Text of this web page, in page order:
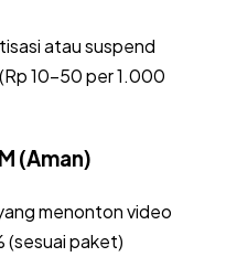
atau suspend
10-50 per 1.000
(Aman)
menonton video
paket)